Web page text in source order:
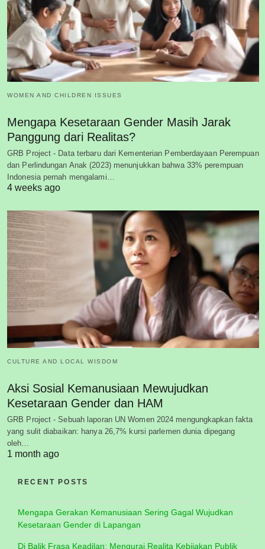
WOMEN AND CHILDREN ISSUES
Mengapa Kesetaraan Gender Masih Jarak
Panggung dari Realitas?
GRB Project - Data terbaru dari Kementerian Pemberdayaan Perempuan
dan Perlindungan Anak (2023) menunjukkan bahwa 33% perempuan
Indonesia pernah mengalami…
4 weeks ago
CULTURE AND LOCAL WISDOM
Aksi Sosial Kemanusiaan Mewujudkan
Kesetaraan Gender dan HAM
GRB Project - Sebuah laporan UN Women 2024 mengungkapkan fakta
yang sulit diabaikan: hanya 26,7% kursi parlemen dunia dipegang
oleh…
1 month ago
RECENT POSTS
Mengapa Gerakan Kemanusiaan Sering Gagal Wujudkan
Kesetaraan Gender di Lapangan
Di Balik Frasa Keadilan: Mengurai Realita Kebijakan Publik